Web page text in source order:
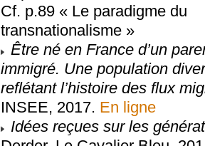
Cf. p.89 « Le paradigme du
transnationalisme »
Être né en France d’un
immigré. Une population
reflétant l’histoire des flux
INSEE, 2017. En ligne
Idées reçues sur les